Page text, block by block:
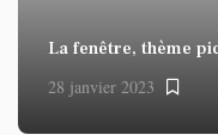
La fenêtre, thème
28 janvier 2023